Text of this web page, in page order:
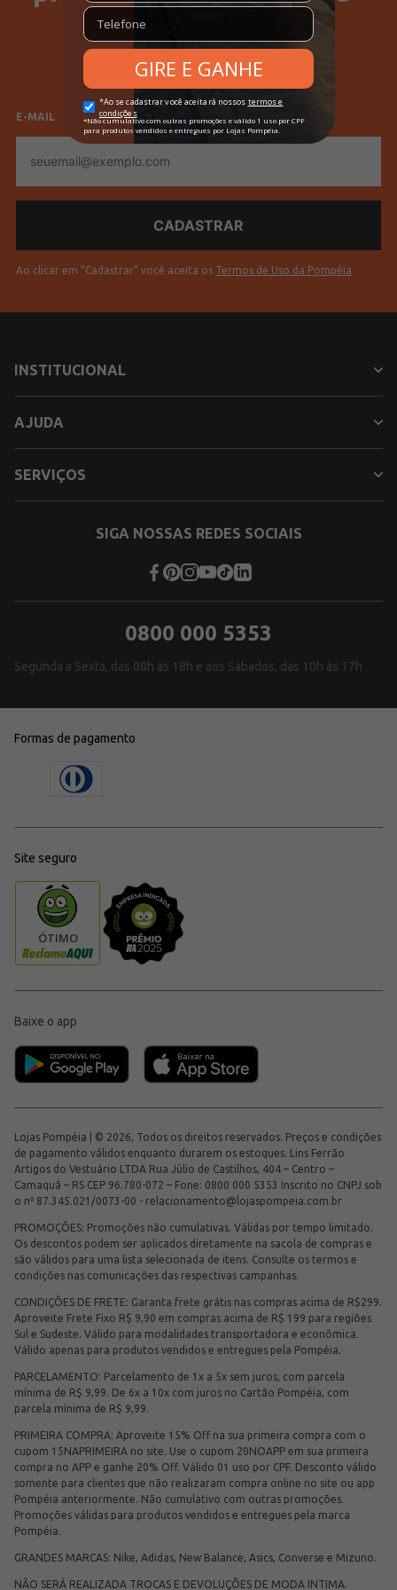
SELECIONE SEU GÊNERO
Feminino Masculino
E-MAIL
mail
Ao clicar em "Cadastrar" você aceita os Termos de Uso da Pompéia
INSTITUCIONAL
AJUDA
SERVIÇOS
SIGA NOSSAS REDES SOCIAIS
0800 000 5353
Segunda a Sexta, das 08h às 18h e aos Sábados, das 10h às 17h
Formas de pagamento
Site seguro
Baixe o app
Lojas Pompéia | © 2026, Todos os direitos reservados. Preços e condições
de pagamento válidos enquanto durarem os estoques. Lins Ferrão
Artigos do Vestuário LTDA Rua Júlio de Castilhos, 404 – Centro –
Camaquã – RS CEP 96.780-072 – Fone: 0800 000 5353 Inscrito no CNPJ sob
o nº 87.345.021/0073-00 - relacionamento@lojaspompeia.com.br
PROMOÇÕES: Promoções não cumulativas. Válidas por tempo limitado.
Os descontos podem ser aplicados diretamente na sacola de compras e
são válidos para uma lista selecionada de itens. Consulte os termos e
condições nas comunicações das respectivas campanhas.
CONDIÇÕES DE FRETE: Garanta frete grátis nas compras acima de R$299.
Aproveite Frete Fixo R$ 9,90 em compras acima de R$ 199 para regiões
Sul e Sudeste. Válido para modalidades transportadora e econômica.
Válido apenas para produtos vendidos e entregues pela Pompéia.
PARCELAMENTO: Parcelamento de 1x a 5x sem juros, com parcela
mínima de R$ 9,99. De 6x a 10x com juros no Cartão Pompéia, com
parcela mínima de R$ 9,99.
PRIMEIRA COMPRA: Aproveite 15% Off na sua primeira compra com o
cupom 15NAPRIMEIRA no site. Use o cupom 20NOAPP em sua primeira
compra no APP e ganhe 20% Off. Válido 01 uso por CPF. Desconto válido
somente para clientes que não realizaram compra online no site ou app
Pompéia anteriormente. Não cumulativo com outras promoções.
Promoções válidas para produtos vendidos e entregues pela marca
Pompéia.
GRANDES MARCAS: Nike, Adidas, New Balance, Asics, Converse e Mizuno.
NÃO SERÁ REALIZADA TROCAS E DEVOLUÇÕES DE MODA INTIMA.